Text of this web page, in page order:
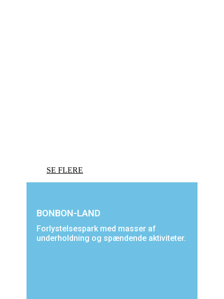
SE FLERE
BONBON-LAND
Forlystelsespark med masser af
underholdning og spændende aktiviteter.